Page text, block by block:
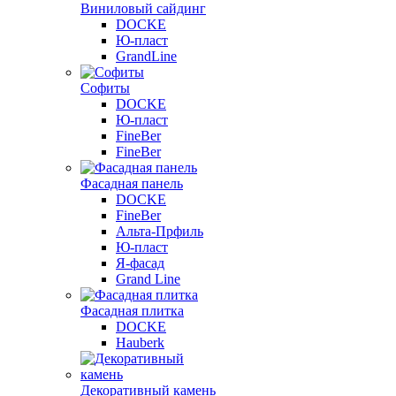
Виниловый сайдинг
DOCKE
Ю-пласт
GrandLine
Софиты
DOCKE
Ю-пласт
FineBer
FineBer
Фасадная панель
DOCKE
FineBer
Альта-Прфиль
Ю-пласт
Я-фасад
Grand Line
Фасадная плитка
DOCKE
Hauberk
Декоративный камень